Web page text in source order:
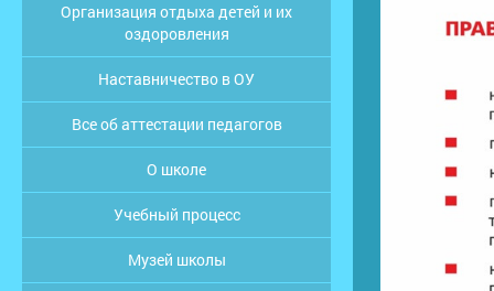
Организация отдыха детей и их
оздоровления
Наставничество в ОУ
Все об аттестации педагогов
О школе
Учебный процесс
Музей школы